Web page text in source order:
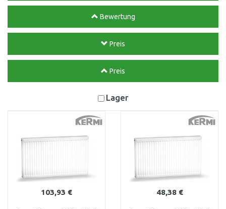
Bewertung
Preis
Preis
Lager
103,93 € 48,38 €